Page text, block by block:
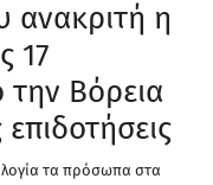
ανακριτή η
17
Βόρεια
τα πρόσωπα στα